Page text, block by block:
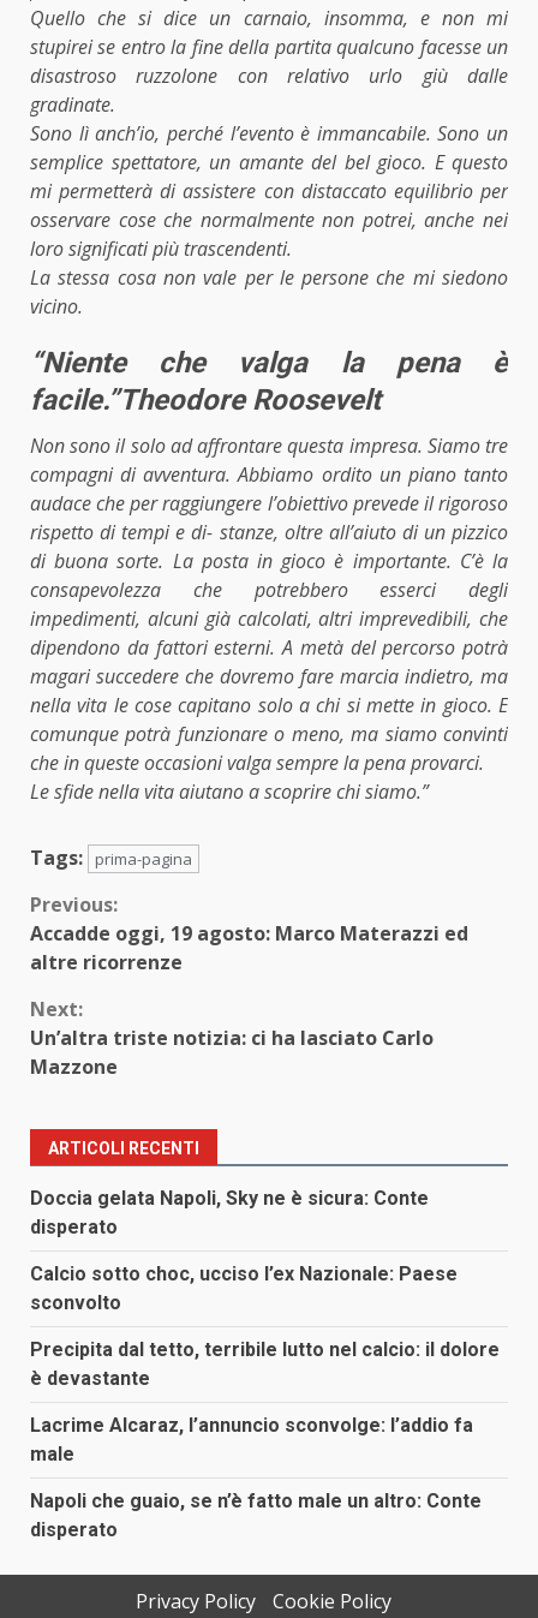
Quello che si dice un carnaio, insomma, e non mi
stupirei se entro la fine della partita qualcuno facesse un
disastroso ruzzolone con relativo urlo giù dalle
gradinate.
Sono lì anch’io, perché l’evento è immancabile. Sono un
semplice spettatore, un amante del bel gioco. E questo
mi permetterà di assistere con distaccato equilibrio per
osservare cose che normalmente non potrei, anche nei
loro significati più trascendenti.
La stessa cosa non vale per le persone che mi siedono
vicino.
“Niente che valga la pena è
facile.”Theodore Roosevelt
Non sono il solo ad affrontare questa impresa. Siamo tre
compagni di avventura. Abbiamo ordito un piano tanto
audace che per raggiungere l’obiettivo prevede il rigoroso
rispetto di tempi e di- stanze, oltre all’aiuto di un pizzico
di buona sorte. La posta in gioco è importante. C’è la
consapevolezza che potrebbero esserci degli
impedimenti, alcuni già calcolati, altri imprevedibili, che
dipendono da fattori esterni. A metà del percorso potrà
magari succedere che dovremo fare marcia indietro, ma
nella vita le cose capitano solo a chi si mette in gioco. E
comunque potrà funzionare o meno, ma siamo convinti
che in queste occasioni valga sempre la pena provarci.
Le sfide nella vita aiutano a scoprire chi siamo.”
Tags: prima-pagina
Continue
Reading
Previous:
Accadde oggi, 19 agosto: Marco Materazzi ed
altre ricorrenze
Next:
Un’altra triste notizia: ci ha lasciato Carlo
Mazzone
ARTICOLI RECENTI
Doccia gelata Napoli, Sky ne è sicura: Conte
disperato
Calcio sotto choc, ucciso l’ex Nazionale: Paese
sconvolto
Precipita dal tetto, terribile lutto nel calcio: il dolore
è devastante
Lacrime Alcaraz, l’annuncio sconvolge: l’addio fa
male
Napoli che guaio, se n’è fatto male un altro: Conte
disperato
Privacy Policy Cookie Policy